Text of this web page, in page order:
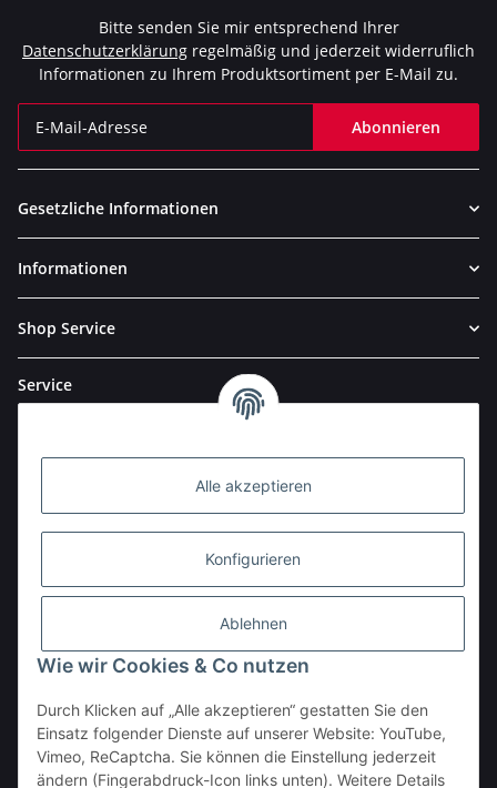
Alle akzeptieren
Konfigurieren
Ablehnen
Wie wir Cookies & Co nutzen
Durch Klicken auf „Alle akzeptieren“ gestatten Sie den
Einsatz folgender Dienste auf unserer Website: YouTube,
Vimeo, ReCaptcha. Sie können die Einstellung jederzeit
ändern (Fingerabdruck-Icon links unten). Weitere Details
Bitte senden Sie mir entsprechend Ihrer
Datenschutzerklärung regelmäßig und jederzeit widerruflich
Informationen zu Ihrem Produktsortiment per E-Mail zu.
Abonnieren
Gesetzliche Informationen
Informationen
Shop Service
Service
BESTELLHOTLINE:
(0 23 03) 983 77 27